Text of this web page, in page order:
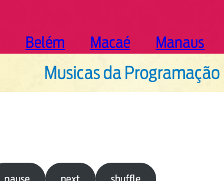
Belém Macaé Manaus
Musicas da Programação